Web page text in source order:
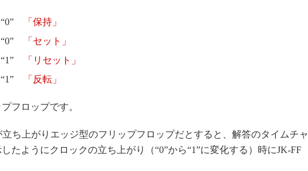
“0”
「保持」
“0”
「セット」
“1”
「リセット」
“1”
「反転」
フロップです。
ち上がりエッジ型のフリップフロップだとすると、解答のタイムチャ
したようにクロックの立ち上がり（“0”から“1”に変化する）時にJK-FF